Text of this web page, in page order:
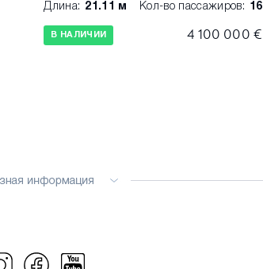
Длина: 21.11 м Кол-во пассажиров: 16
В НАЛИЧИИ 4 100 000 €